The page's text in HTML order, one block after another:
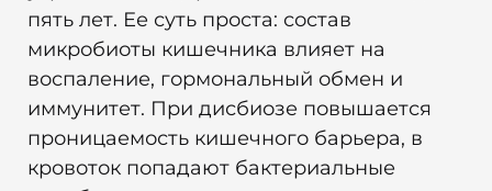
пять лет. Ее суть проста: состав
микробиоты кишечника влияет на
воспаление, гормональный обмен и
иммунитет. При дисбиозе повышается
проницаемость кишечного барьера, в
кровоток попадают бактериальные